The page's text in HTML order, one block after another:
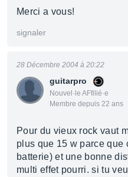
Merci a vous!
signaler
guitarpro
Nouvel·le AFfilié·e
Membre depuis 22 ans
28 Décembre 2004 à 20:22
Pour du vieux rock vaut
plus que 15 w parce que
batterie) et une bonne
multi effet pourri. si tu